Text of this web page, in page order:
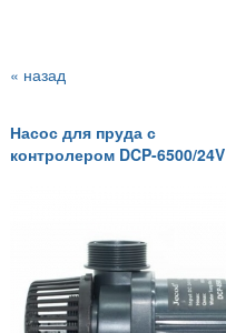
« назад
Насос для пруда с
контролером DCP-6500/24V